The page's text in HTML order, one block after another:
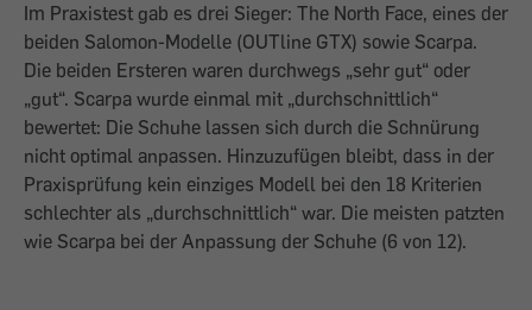
Im Praxistest gab es drei Sieger: The North Face, eines der
beiden Salomon-Modelle (OUTline GTX) sowie Scarpa.
Die beiden Ersteren waren durchwegs „sehr gut“ oder
„gut“. Scarpa wurde einmal mit „durchschnittlich“
bewertet: Die Schuhe lassen sich durch die Schnürung
nicht optimal anpassen. Hinzuzufügen bleibt, dass in der
Praxis­prüfung kein einziges Modell bei den 18 Kriterien
schlechter als „durchschnittlich“ war. Die meisten patzten
wie Scarpa bei der Anpassung der Schuhe (6 von 12).